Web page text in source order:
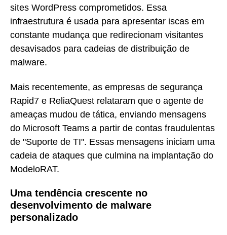
sites WordPress comprometidos. Essa
infraestrutura é usada para apresentar iscas em
constante mudança que redirecionam visitantes
desavisados para cadeias de distribuição de
malware.
Mais recentemente, as empresas de segurança
Rapid7 e ReliaQuest relataram que o agente de
ameaças mudou de tática, enviando mensagens
do Microsoft Teams a partir de contas fraudulentas
de "Suporte de TI". Essas mensagens iniciam uma
cadeia de ataques que culmina na implantação do
ModeloRAT.
Uma tendência crescente no
desenvolvimento de malware
personalizado